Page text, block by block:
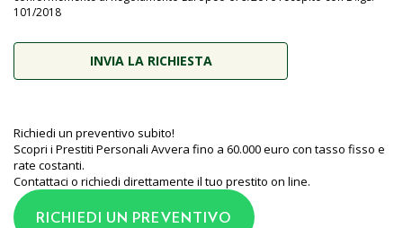
101/2018
Richiedi un preventivo subito!
Scopri i Prestiti Personali Avvera fino a 60.000 euro con tasso fisso e
rate costanti.
Contattaci o richiedi direttamente il tuo prestito on line.
RICHIEDI UN PREVENTIVO